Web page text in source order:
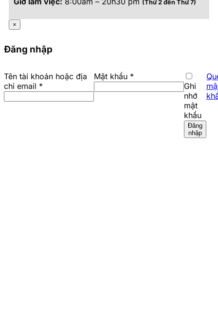
(Thứ 2 đến Thứ 7)
×
Đăng nhập
Tên tài khoản hoặc địa
chỉ email *
Mật khẩu *
Ghi
nhớ
mật
khẩu
Đăng
nhập